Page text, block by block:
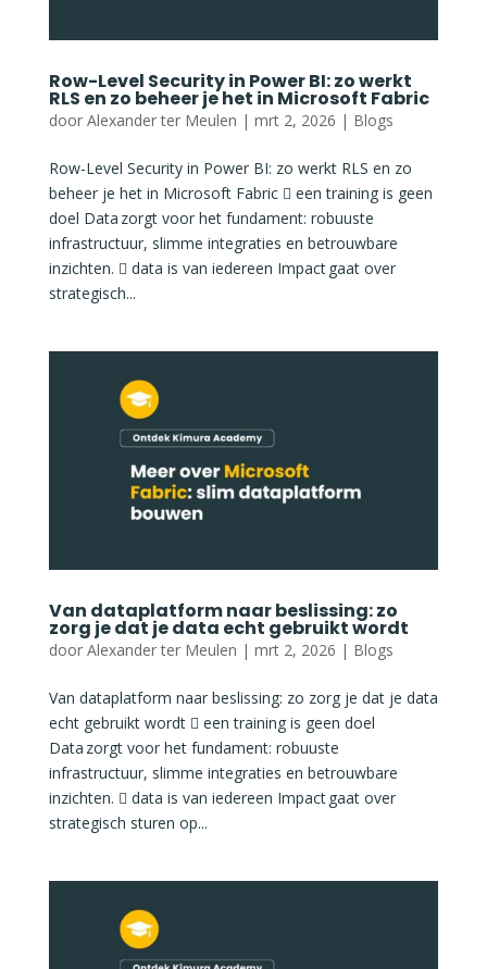
Row-Level Security in Power BI: zo werkt
RLS en zo beheer je het in Microsoft Fabric
door Alexander ter Meulen | mrt 2, 2026 | Blogs
Row-Level Security in Power BI: zo werkt RLS en zo
beheer je het in Microsoft Fabric  een training is geen
doel Data zorgt voor het fundament: robuuste
infrastructuur, slimme integraties en betrouwbare
inzichten.  data is van iedereen Impact gaat over
strategisch...
Van dataplatform naar beslissing: zo
zorg je dat je data echt gebruikt wordt
door Alexander ter Meulen | mrt 2, 2026 | Blogs
Van dataplatform naar beslissing: zo zorg je dat je data
echt gebruikt wordt  een training is geen doel
Data zorgt voor het fundament: robuuste
infrastructuur, slimme integraties en betrouwbare
inzichten.  data is van iedereen Impact gaat over
strategisch sturen op...